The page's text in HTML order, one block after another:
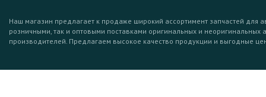
Наш магазин предлагает к продаже широкий ассортимент запчастей для
розничными, так и оптовыми поставками оригинальных и неоригинальных
производителей. Предлагаем высокое качество продукции и выгодные